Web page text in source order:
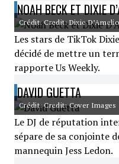
NOAH BECK ET DIXIE
Crédit: Credit: Dixie D’Amelio
Les stars de TikTok
décidé de mettre un
rapporte Us Weekly.
DAVID GUETTA
Crédit: Credit: Cover Images
Le DJ de réputation
sépare de sa conjointe
mannequin Jess Ledon.